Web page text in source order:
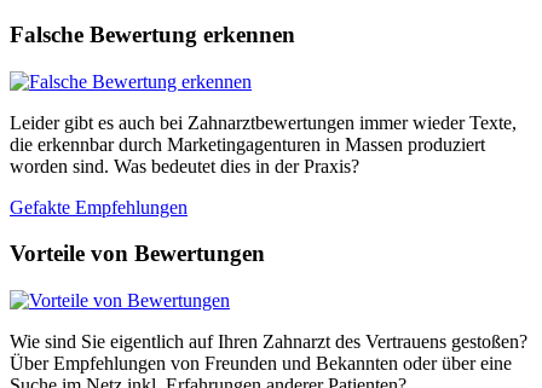
Falsche Bewertung erkennen
Leider gibt es auch bei Zahnarztbewertungen immer wieder Texte,
die erkennbar durch Marketingagenturen in Massen produziert
worden sind. Was bedeutet dies in der Praxis?
Gefakte Empfehlungen
Vorteile von Bewertungen
Wie sind Sie eigentlich auf Ihren Zahnarzt des Vertrauens gestoßen?
Über Empfehlungen von Freunden und Bekannten oder über eine